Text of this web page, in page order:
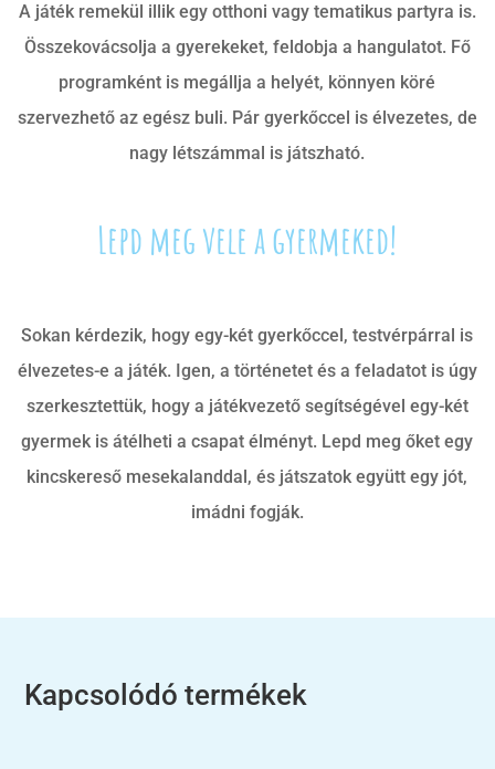
A játék remekül illik egy otthoni vagy tematikus partyra is.
Összekovácsolja a gyerekeket, feldobja a hangulatot. Fő
programként is megállja a helyét, könnyen köré
szervezhető az egész buli. Pár gyerkőccel is élvezetes, de
nagy létszámmal is játszható.
Lepd meg vele a gyermeked!
Sokan kérdezik, hogy egy-két gyerkőccel, testvérpárral is
élvezetes-e a játék. Igen, a történetet és a feladatot is úgy
szerkesztettük, hogy a játékvezető segítségével egy-két
gyermek is átélheti a csapat élményt. Lepd meg őket egy
kincskereső mesekalanddal, és játszatok együtt egy jót,
imádni fogják.
Kapcsolódó termékek